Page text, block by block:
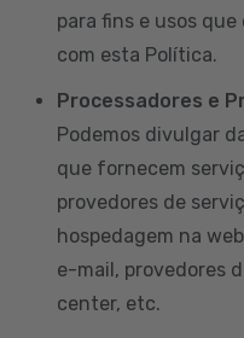
para fins e usos
com esta Política.
Processadores e
Podemos divulgar
que fornecem
provedores de
hospedagem na
e-mail, provedores
center, etc.